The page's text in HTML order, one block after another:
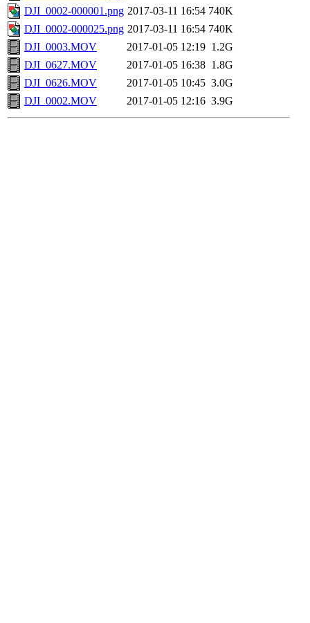
DJI_0002-000001.png 2017-03-11 16:54 740K
DJI_0002-000025.png 2017-03-11 16:54 740K
DJI_0003.MOV
2017-01-05 12:19 1.2G
DJI_0627.MOV
2017-01-05 16:38 1.8G
DJI_0626.MOV
2017-01-05 10:45 3.0G
DJI_0002.MOV
2017-01-05 12:16 3.9G